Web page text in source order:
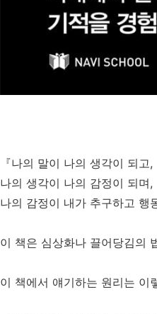
『나의 말이 나의 생각이 되고,
나의 생각이 나의 감정이 되며,
나의 감정이 내가 추구하고 행
이 책은 심상화나 끌어당김의
이 책에서 얘기하는 원리는 이